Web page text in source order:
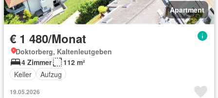
Apartment
€ 1 480/Monat
Doktorberg, Kaltenleutgeben
4 Zimmer
112 m²
Keller
Aufzug
19.05.2026